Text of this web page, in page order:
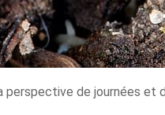
perspective de journées et